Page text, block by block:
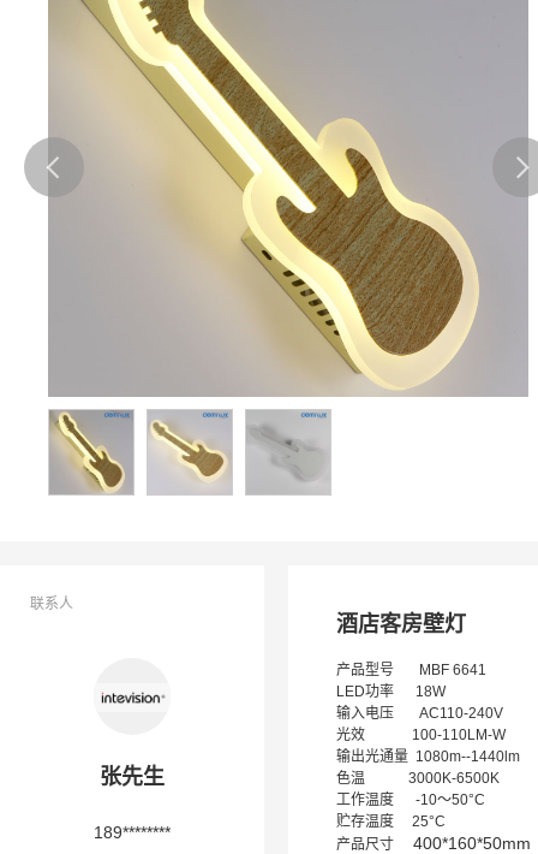
联系人
张先生
189********
酒店客房壁灯
产品型号 MBF 6641
LED功率 18W
输入电压 AC110-240V
光效 100-110LM-W
输出光通量 1080m--1440lm
色温 3000K-6500K
工作温度 -10～50°C
贮存温度 25°C
产品尺寸 400*160*50mm